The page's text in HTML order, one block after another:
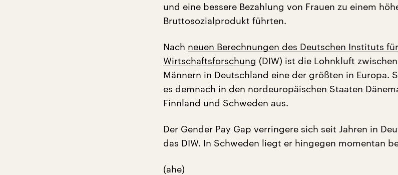
und eine bessere Bezahlung von Frauen zu einem
Bruttosozialprodukt führten.
Nach neuen Berechnungen des Deutschen Instituts für
Wirtschaftsforschung (DIW) ist die Lohnkluft
Männern in Deutschland eine der größten in Europa.
es demnach in den nordeuropäischen Staaten
Finnland und Schweden aus.
Der Gender Pay Gap verringere sich seit Jahren in
das DIW. In Schweden liegt er hingegen momentan
(ahe)